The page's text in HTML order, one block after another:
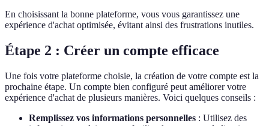
En choisissant la bonne plateforme, vous vous garantissez une
expérience d'achat optimisée, évitant ainsi des frustrations inutiles.
Étape 2 : Créer un compte efficace
Une fois votre plateforme choisie, la création de votre compte est la
prochaine étape. Un compte bien configuré peut améliorer votre
expérience d'achat de plusieurs manières. Voici quelques conseils :
Remplissez vos informations personnelles : Utilisez des